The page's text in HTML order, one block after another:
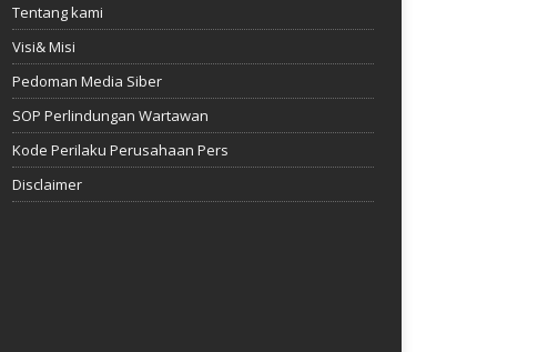
Tentang kami
Visi& Misi
Pedoman Media Siber
SOP Perlindungan Wartawan
Kode Perilaku Perusahaan Pers
Disclaimer